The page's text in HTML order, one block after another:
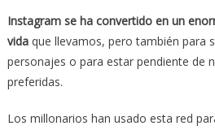
Instagram se ha convertido en un
vidaque llevamos, pero también para
personajes o para estar pendiente de
preferidas.
Los millonarios han usado esta red